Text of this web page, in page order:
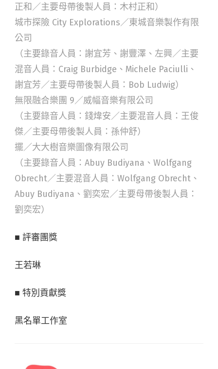
正和／主要母帶後製人員：木村正和）
城市探險 City Explorations／東城音樂製作有限
公司
（主要錄音人員：謝宜芳、謝豐澤、左興／主要
混音人員：Craig Burbidge、Michele Paciulli、
謝宜芳／主要母帶後製人員：Bob Ludwig）
無限融合樂團 9／威幅音樂有限公司
（主要錄音人員：錢煒安／主要混音人員：王俊
傑／主要母帶後製人員：孫仲舒）
擺／大大樹音樂圖像有限公司
（主要錄音人員：Abuy Budiyana、Wolfgang
Obrecht／主要混音人員：Wolfgang Obrecht、
Abuy Budiyana、劉奕宏／主要母帶後製人員：
劉奕宏）
■ 評審團獎
王若琳
■ 特別貢獻獎
黑名單工作室